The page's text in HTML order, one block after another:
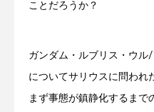
ことだろうか？
ガンダム・ルブリス・ウル
についてサリウスに問われ
まず事態が鎮静化するまで